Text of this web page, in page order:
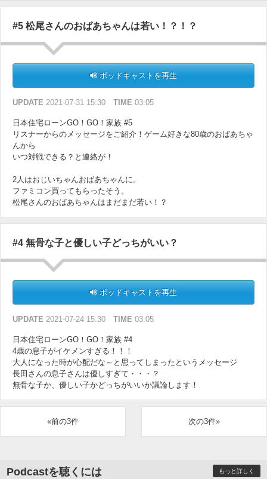
#5 松尾さんのおばあちゃんは若い！？！？
ポッドキャストを再生
UPDATE 2021-07-31 15:30 TIME 03:05
日本住宅ローンGO！GO！家族 #5
リスナーからのメッセージをご紹介！ゲーム好きな80歳のおばあちゃ
んから
いつ対戦できる？と連絡が！
2人はおじいちゃんおばあちゃんに。
ファミコン買ってもらったそう。
松尾さんのおばあちゃんはまだまだ若い！？
#4 無骨な子と優しい子どっちがいい？
ポッドキャストを再生
UPDATE 2021-07-24 15:30 TIME 03:05
日本住宅ローンGO！GO！家族 #4
4歳の息子がイケメンすぎる！！！
大人になった時が心配だな～と思ってしまったというメッセージ
長田さんの息子さんは優しすぎて・・・？
無骨な子か、優しい子かどっちがいいか議論します！
«前の3件 次の3件»
Podcastを聴くには もっと詳しく